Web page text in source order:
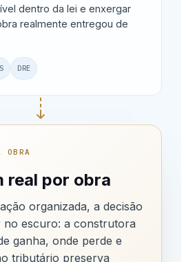
dentro da lei e enxergar
realmente entregou de
DRE
OBRA
real por obra
organizada, a decisão
no escuro: a construtora
ganha, onde perde e
tributário preserva